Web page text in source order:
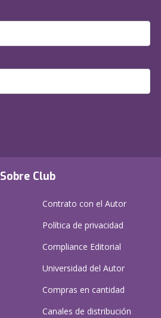
Sobre Club
Contrato con el Autor
Política de privacidad
Compliance Editorial
Universidad del Autor
Compras en cantidad
Canales de distribución